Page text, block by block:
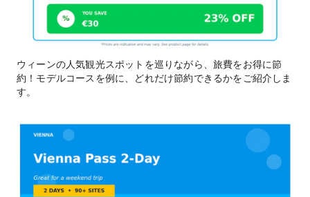
ウィーンの人気観光スポットを巡りながら、旅費をお得に節
約！モデルコースを例に、どれだけ節約できるかをご紹介しま
す。